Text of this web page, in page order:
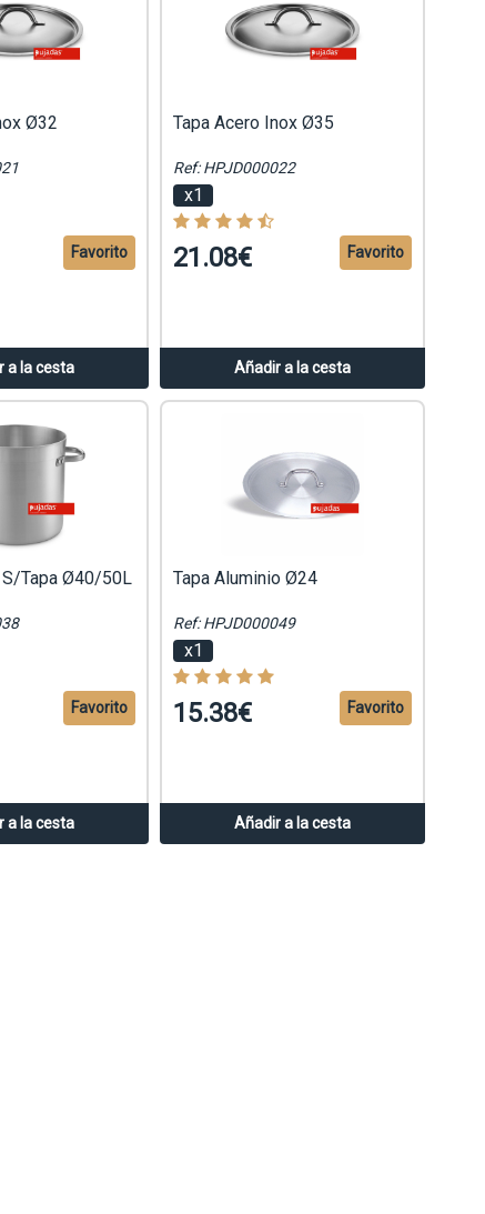
Ø32
a la cesta
Favorito
Tapa Acero Inox Ø35
Ref: HPJD000022
x1
21.08€
Añadir a la cesta
Favorito
S/Tapa Ø40/50L
a la cesta
Favorito
Tapa Aluminio Ø24
Ref: HPJD000049
x1
15.38€
Añadir a la cesta
Favorito